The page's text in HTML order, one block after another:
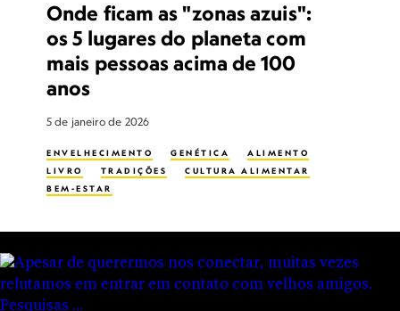
Onde ficam as "zonas azuis":
os 5 lugares do planeta com
mais pessoas acima de 100
anos
5 de janeiro de 2026
ENVELHECIMENTO GENÉTICA
ALIMENTO
LIVRO
TRADIÇÕES
CULTURA ALIMENTAR
BEM-ESTAR